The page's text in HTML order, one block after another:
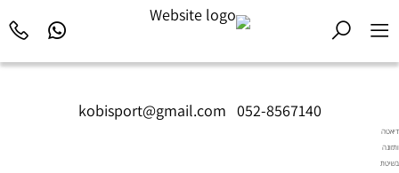
kobisport@gmail.com 052-8567140
דיאטה
ותזונה
בשיטת